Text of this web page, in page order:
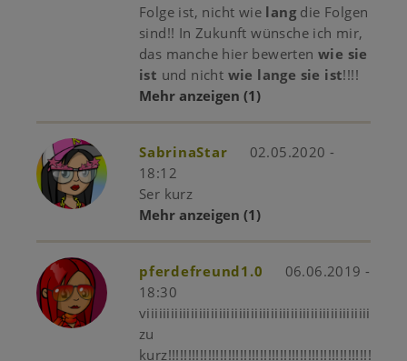
Folge ist, nicht wie lang die Folgen
sind!! In Zukunft wünsche ich mir,
das manche hier bewerten wie sie
ist und nicht wie lange sie ist!!!!
Mehr anzeigen (1)
SabrinaStar
02.05.2020 -
18:12
Ser kurz
Mehr anzeigen (1)
pferdefreund1.0
06.06.2019 -
18:30
zu